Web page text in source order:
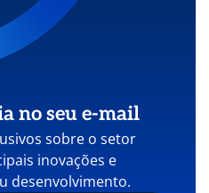
no seu e-mail
sobre o setor
inovações e
desenvolvimento.